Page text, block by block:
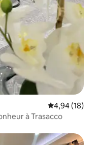
Évaluation
4,94 (18)
à Trasacco